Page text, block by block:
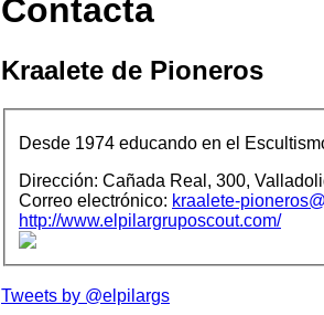
Contacta
Kraalete de Pioneros
Desde 1974 educando en el
Dirección: Cañada Real, 300,
Correo electrónico: kraalete-
http://www.elpilargruposcout.com/
Tweets by @elpilargs